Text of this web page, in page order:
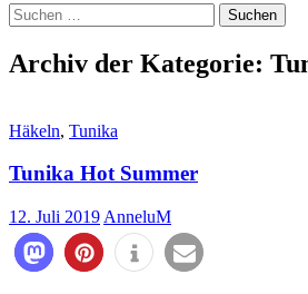
Suchen
nach:
Archiv der Kategorie:
Häkeln, Tunika
Tunika Hot Summer
12. Juli 2019 AnneluM
146